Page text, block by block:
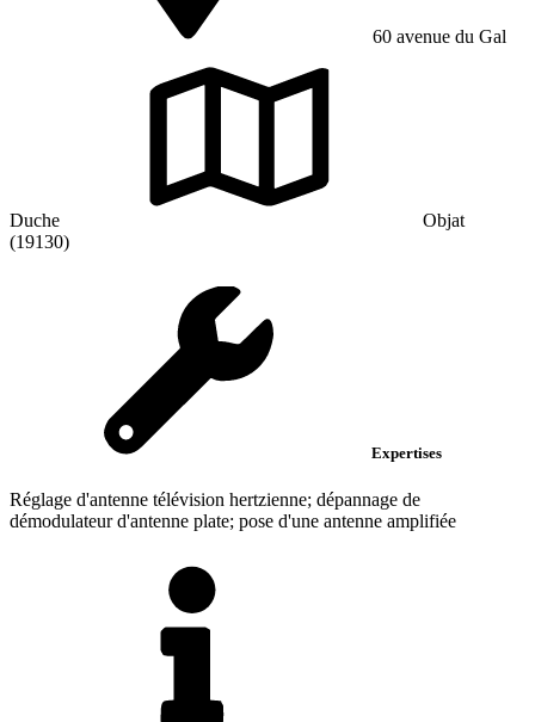
60 avenue du Gal
Duche
Objat
(19130)
Expertises
Réglage d'antenne télévision hertzienne; dépannage de
démodulateur d'antenne plate; pose d'une antenne amplifiée